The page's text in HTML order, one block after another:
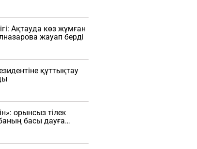
Ақтауда көз жұмған
жауап берді
құттықтау
орынсыз тілек
басы дауға